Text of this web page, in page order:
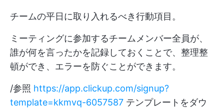
チームの平日に取り入れるべき行動項目。
ミーティングに参加するチームメンバー全員が、
誰が何を言ったかを記録しておくことで、整理整
頓ができ、エラーを防ぐことができます。
/参照 https://app.clickup.com/signup?
template=kkmvq-6057587 テンプレートをダウ